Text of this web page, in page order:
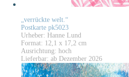
„verrückte welt.“
Postkarte pk5023
Urheber: Hanne Lund
Format: 12,1 x 17,2 cm
Ausrichtung: hoch
Lieferbar: ab Dezember 2026